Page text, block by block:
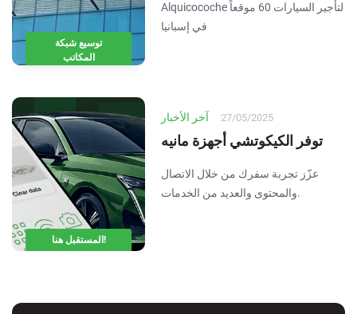
توسيع شبكة
المكاتب
Alquicocoche لتأجير السيارات 60 موقعاً
في إسبانيا
المستقبل هنا!
آخر الأخبار 27/05/2025
توفر الكيكوتشي أجهزة مانيه
عزّز تجربة سفرك من خلال الاتصال
والمحتوى والعديد من الخدمات.